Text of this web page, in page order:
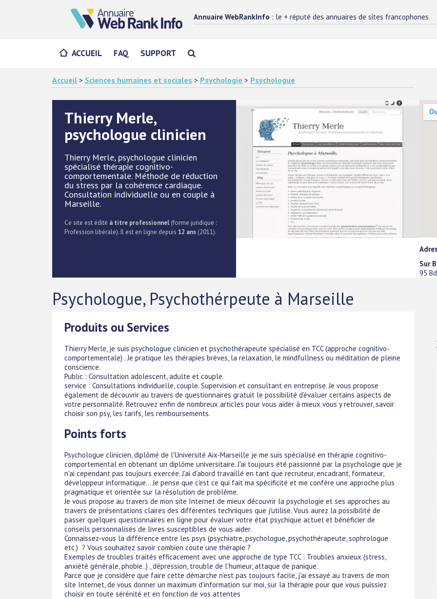
Annuaire WebRankInfo : le + réputé des annuaires de sites francophones
ACCUEIL FAQ SUPPORT
Accueil > Sciences humaines et sociales > Psychologie > Psychologue
Thierry Merle,
psychologue clinicien
Thierry Merle, psychologue clinicien
spécialisé thérapie cognitivo-
comportementale. Méthode de réduction
du stress par la cohérence cardiaque.
Consultation individuelle ou en couple à
Marseille.
Ce site est édité à titre professionnel (forme juridique :
Profession libérale). Il est en ligne depuis 12 ans (2011).
Sur
95
Psychologue, Psychothérpeute à Marseille
Produits ou Services
Thierry Merle, je suis psychologue clinicien et psychothérapeute spécialisé en TCC (approche cognitivo-
comportementale) . Je pratique les thérapies brèves, la relaxation, le mindfullness ou méditation de pleine
conscience.
Public : Consultation adolescent, adulte et couple.
service : Consultations individuelle, couple. Supervision et consultant en entreprise. Je vous propose
également de découvrir au travers de questionnaires gratuit le possibilité d'évaluer certains aspects de
votre personnalité. Retrouvez enfin de nombreux articles pour vous aider à mieux vous y retrouver, savoir
choisir son psy, les tarifs, les remboursements.
Points forts
Psychologue clinicien, diplômé de l'Université Aix-Marseille je me suis spécialisé en thérapie cognitivo-
comportemental en obtenant un diplôme universitaire. J'ai toujours été passionné par la psychologie que je
n'ai cependant pas toujours exercée. J'ai d'abord travaillé en tant que recruteur, encadrant, formateur,
développeur informatique... Je pense que c'est ce qui fait ma spécificité et me confère une approche plus
pragmatique et orientée sur la résolution de problème.
Je vous propose au travers de mon site Internet de mieux découvrir la psychologie et ses approches au
travers de présentations claires des différentes techniques que j'utilise. Vous aurez la possibilité de
passer quelques questionnaires en ligne pour évaluer votre état psychique actuel et bénéficier de
conseils personnalisés de livres susceptibles de vous aider.
Connaissez-vous la différence entre les psys (psychiatre, psychologue, psychothérapeute, sophrologue
etc.) ? Vous souhaitez savoir combien coute une thérapie ?
Exemples de troubles traités efficacement avec une approche de type TCC : Troubles anxieux (stress,
anxiété générale, phobie..) , dépression, trouble de l'humeur, attaque de panique.
Parce que je considère que faire cette démarche n'est pas toujours facile, j'ai essayé au travers de mon
site Internet, de vous donner un maximum d'information sur moi, sur la thérapie pour que vous puissiez
choisir en toute sérénité et en fonction de vos attentes